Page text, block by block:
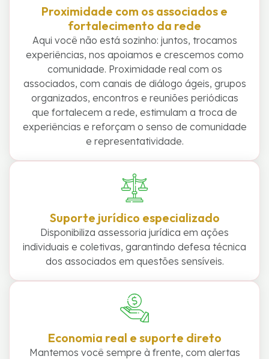
Proximidade com os associados e
fortalecimento da rede
Aqui você não está sozinho: juntos, trocamos
experiências, nos apoiamos e crescemos como
comunidade. Proximidade real com os
associados, com canais de diálogo ágeis, grupos
organizados, encontros e reuniões periódicas
que fortalecem a rede, estimulam a troca de
experiências e reforçam o senso de comunidade
e representatividade.
Suporte jurídico especializado
Disponibiliza assessoria jurídica em ações
individuais e coletivas, garantindo defesa técnica
dos associados em questões sensíveis.
Economia real e suporte direto
Mantemos você sempre à frente, com alertas